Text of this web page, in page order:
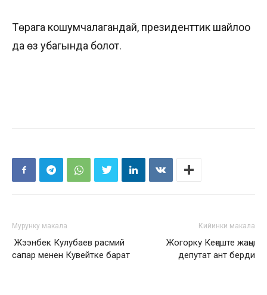
Төрага кошумчалагандай, президенттик шайлоо
да өз убагында болот.
Мурунку макала
Жээнбек Кулубаев расмий
сапар менен Кувейтке барат
Кийинки макала
Жогорку Кеңеште жаңы
депутат ант берди